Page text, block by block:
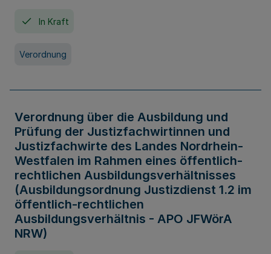
In Kraft
Verordnung
Verordnung über die Ausbildung und
Prüfung der Justizfachwirtinnen und
Justizfachwirte des Landes Nordrhein-
Westfalen im Rahmen eines öffentlich-
rechtlichen Ausbildungsverhältnisses
(Ausbildungsordnung Justizdienst 1.2 im
öffentlich-rechtlichen
Ausbildungsverhältnis - APO JFWörA
NRW)